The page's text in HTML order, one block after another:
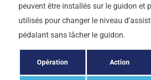
peuvent être installés sur le guidon et
utilisés pour changer le niveau
pédalant sans lâcher le guidon.
Opération Action